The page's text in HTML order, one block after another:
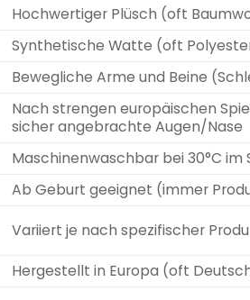
Hochwertiger Plüsch (oft
Synthetische Watte (oft
Bewegliche Arme und Beine
Nach strengen europäischen
sicher angebrachte Augen/Nase
Maschinenwaschbar bei 30°C
Ab Geburt geeignet (immer
Variiert je nach spezifischer
Hergestellt in Europa (oft